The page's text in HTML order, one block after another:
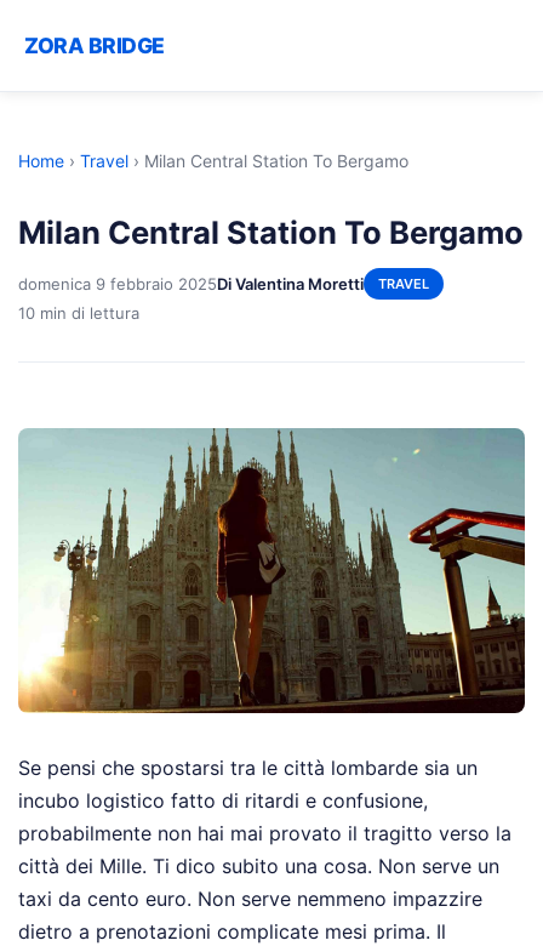
ZORA BRIDGE
Home › Travel › Milan Central Station To Bergamo
Milan Central Station To Bergamo
domenica 9 febbraio 2025Di Valentina Moretti TRAVEL
10 min di lettura
Se pensi che spostarsi tra le città lombarde sia un
incubo logistico fatto di ritardi e confusione,
probabilmente non hai mai provato il tragitto verso la
città dei Mille. Ti dico subito una cosa. Non serve un
taxi da cento euro. Non serve nemmeno impazzire
dietro a prenotazioni complicate mesi prima. Il